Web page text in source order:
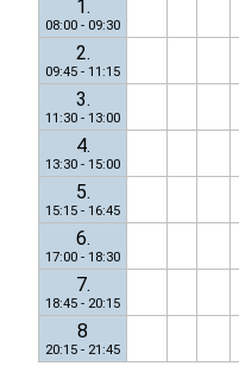
1.
08:00 - 09:30
2.
09:45 - 11:15
3.
11:30 - 13:00
4.
13:30 - 15:00
5.
15:15 - 16:45
6.
17:00 - 18:30
7.
18:45 - 20:15
8
20:15 - 21:45